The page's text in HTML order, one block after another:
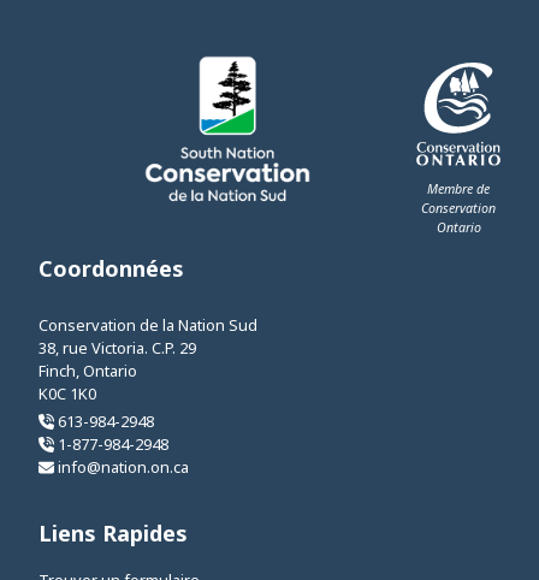
Membre de
Conservation
Ontario
Coordonnées
Conservation de la Nation Sud
38, rue Victoria. C.P. 29
Finch, Ontario
K0C 1K0
613-984-2948
1-877-984-2948
info@nation.on.ca
Liens Rapides